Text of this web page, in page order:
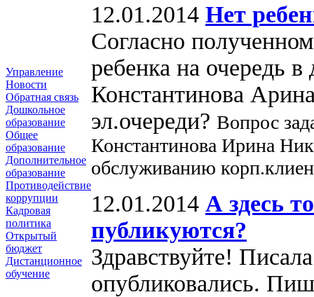
Управление
Новости
Обратная связь
Дошкольное
образование
Общее
образование
Дополнительное
образование
Противодействие
коррупции
Кадровая
политика
Открытый
бюджет
Дистанционное
обучение
12.01.2014 Нет
Согласно
ребенка на очередь
Константинова
эл.очереди? Вопрос
Константинова Ирина
обслуживанию
12.01.2014 А здесь
публикуются?
Здравствуйте!
опубликовались.